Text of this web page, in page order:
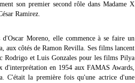
son premier second rôle dans Madame X
Ramirez.
Moreno, elle commence à se faire un
aux côtés de Ramon Revilla. Ses films lancent
Rodrigo et Luis Gonzales pour les films Pilya
d'interprétation en 1954 aux FAMAS Awards,
C'était la première fois qu'une actrice d'une